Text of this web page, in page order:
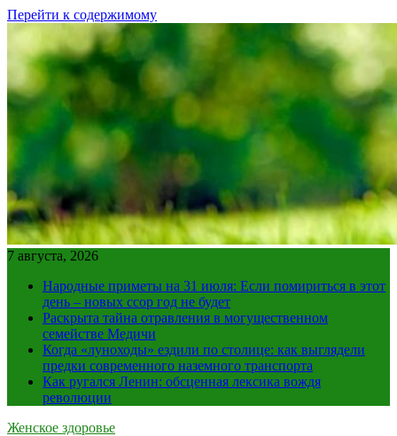
Перейти к содержимому
7 августа, 2026
Народные приметы на 31 июля: Если помириться в этот
день – новых ссор год не будет
Раскрыта тайна отравления в могущественном
семействе Медичи
Когда «луноходы» ездили по столице: как выглядели
предки современного наземного транспорта
Как ругался Ленин: обсценная лексика вождя
революции
Женское здоровье